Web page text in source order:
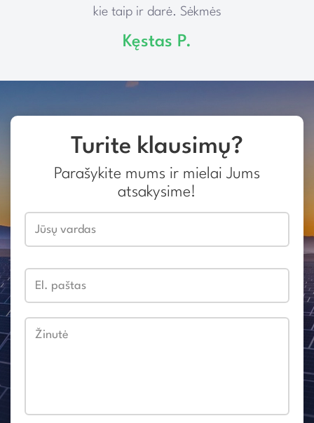
kie taip ir darė. Sėkmės
Kęstas P.
Turite klausimų?
Parašykite mums ir mielai Jums
atsakysime!
Jūsų vardas
El. paštas
Žinutė